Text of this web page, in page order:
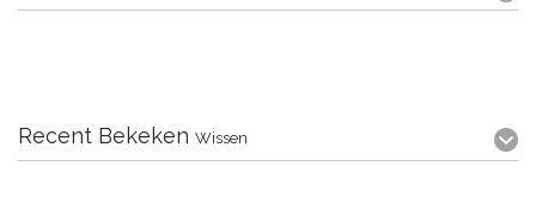
Recent Bekeken Wissen